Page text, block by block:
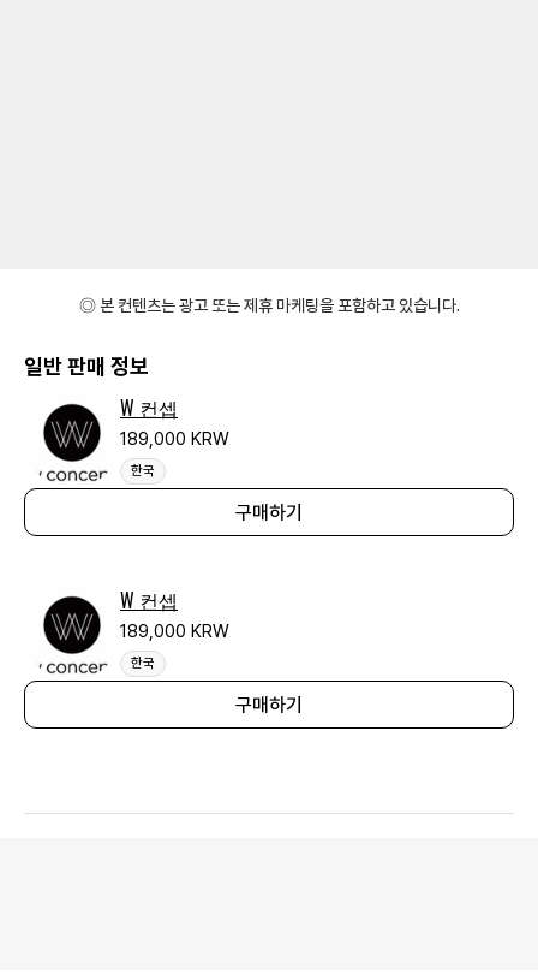
◎ 본 컨텐츠는 광고 또는 제휴 마케팅을 포함하고 있습니다.
일반 판매 정보
W 컨셉
189,000 KRW
한국
구매하기
W 컨셉
189,000 KRW
한국
구매하기